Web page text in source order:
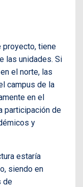
proyecto, tiene
las unidades. Si
el norte, las
campus de la
en el
participación de
y
estaría
siendo en
de